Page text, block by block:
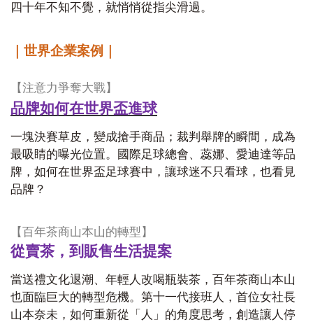
四十年不知不覺，就悄悄從指尖滑過。
｜世界企業案例｜
【注意力爭奪大戰】
品牌如何在世界盃進球
一塊決賽草皮，變成搶手商品；裁判舉牌的瞬間，成為
最吸睛的曝光位置。國際足球總會、蕊娜、愛迪達等品
牌，如何在世界盃足球賽中，讓球迷不只看球，也看見
品牌？
【百年茶商山本山的轉型】
從賣茶，到販售生活提案
當送禮文化退潮、年輕人改喝瓶裝茶，百年茶商山本山
也面臨巨大的轉型危機。第十一代接班人，首位女社長
山本奈未，如何重新從「人」的角度思考，創造讓人停